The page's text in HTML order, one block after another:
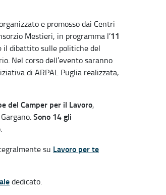
e promosso dai Centri
Mestieri, in programma l’11
il dibattito sulle politiche del
Nel corso dell’evento saranno
di ARPAL Puglia realizzata,
del Camper per il Lavoro,
Sono 14 gli
su Lavoro per te
dedicato.